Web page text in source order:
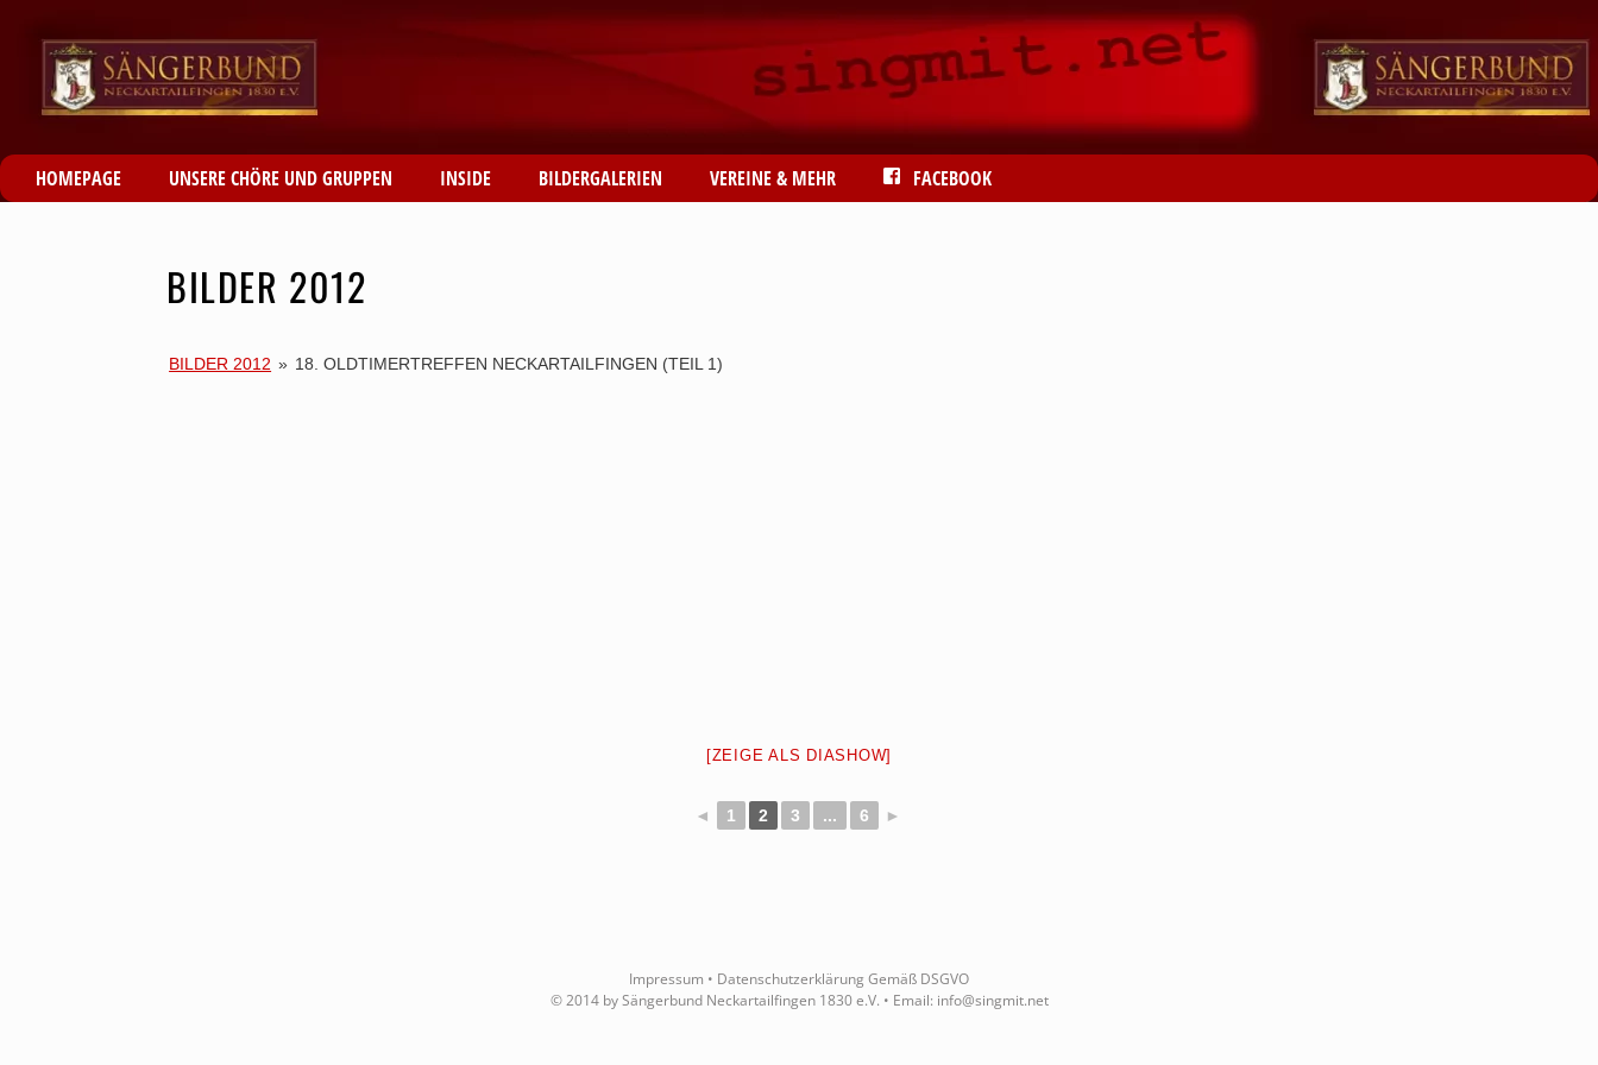
HOMEPAGE UNSERE CHÖRE UND GRUPPEN INSIDE BILDERGALERIEN VEREINE & MEHR FACEBOOK
BILDER 2012
BILDER 2012 » 18. OLDTIMERTREFFEN NECKARTAILFINGEN (TEIL 1)
[ZEIGE ALS DIASHOW]
◄ 1 2 3 ... 6 ►
Impressum • Datenschutzerklärung Gemäß DSGVO
© 2014 by Sängerbund Neckartailfingen 1830 e.V. • Email: info@singmit.net